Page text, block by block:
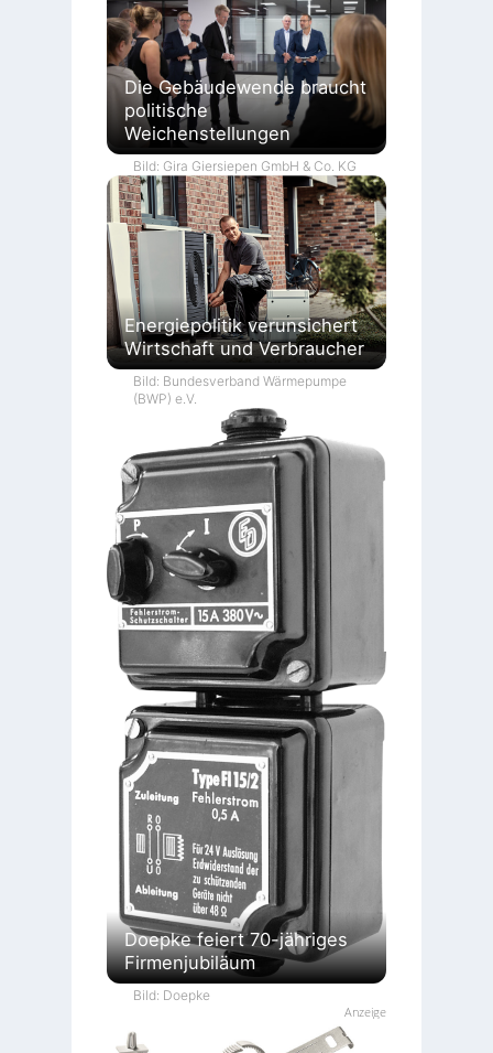
Die Gebäudewende braucht
politische
Weichenstellungen
Bild: Gira Giersiepen GmbH & Co. KG
Energiepolitik verunsichert
Wirtschaft und Verbraucher
Bild: Bundesverband Wärmepumpe
(BWP) e.V.
Doepke feiert 70-jähriges
Firmenjubiläum
Bild: Doepke
Anzeige